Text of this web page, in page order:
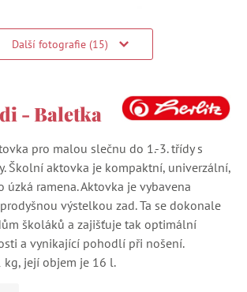
Další fotografie (15)
- Baletka
pro malou slečnu do 1.-3. třídy s
Školní aktovka je kompaktní, univerzální,
úzká ramena. Aktovka je vybavena
výstelkou zad. Ta se dokonale
školáků a zajišťuje tak optimální
a vynikající pohodlí při nošení.
kg, její objem je 16 l.